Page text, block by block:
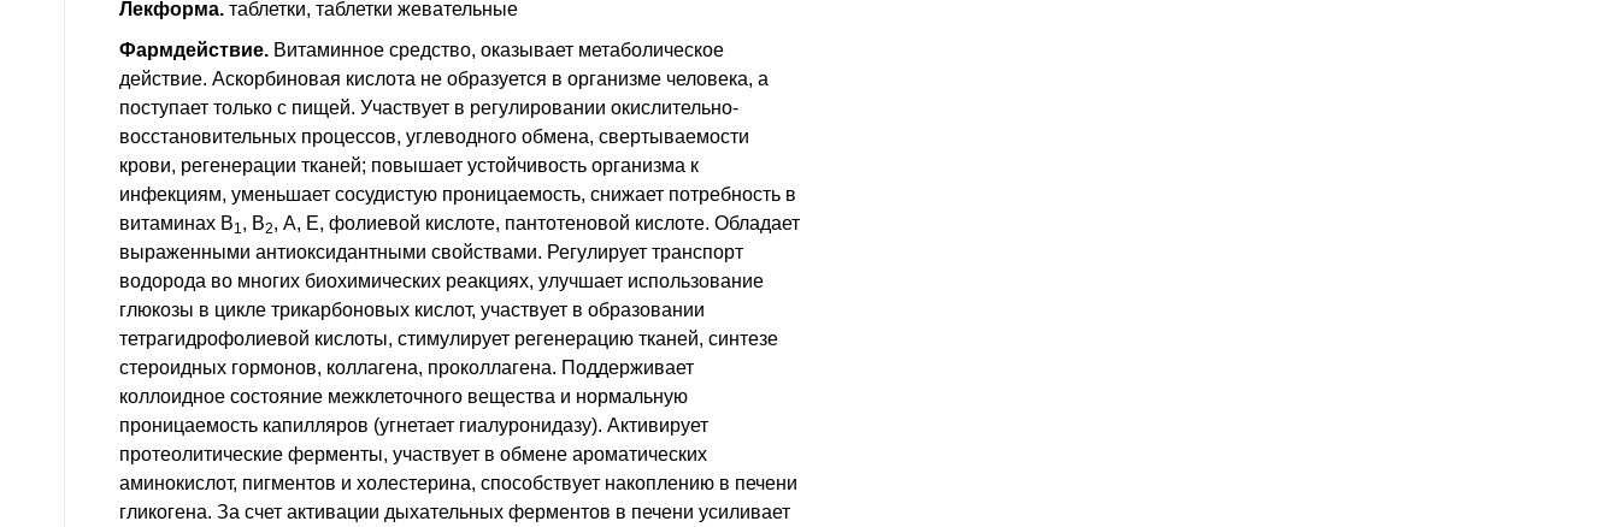
Z73.0
Переутомление
Лекформа. таблетки, таблетки жевательные
Фармдействие. Витаминное средство, оказывает метаболическое
действие. Аскорбиновая кислота не образуется в организме человека, а
поступает только с пищей. Участвует в регулировании окислительно-
восстановительных процессов, углеводного обмена, свертываемости
крови, регенерации тканей; повышает устойчивость организма к
инфекциям, уменьшает сосудистую проницаемость, снижает потребность в
витаминах B1, B2, А, Е, фолиевой кислоте, пантотеновой кислоте. Обладает
выраженными антиоксидантными свойствами. Регулирует транспорт
водорода во многих биохимических реакциях, улучшает использование
глюкозы в цикле трикарбоновых кислот, участвует в образовании
тетрагидрофолиевой кислоты, стимулирует регенерацию тканей, синтезе
стероидных гормонов, коллагена, проколлагена. Поддерживает
коллоидное состояние межклеточного вещества и нормальную
проницаемость капилляров (угнетает гиалуронидазу). Активирует
протеолитические ферменты, участвует в обмене ароматических
аминокислот, пигментов и холестерина, способствует накоплению в печени
гликогена. За счет активации дыхательных ферментов в печени усиливает